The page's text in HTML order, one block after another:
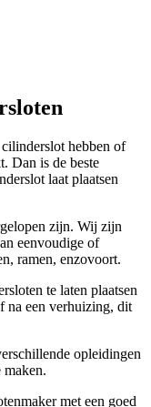
hebben of
Dan is de beste
laat plaatsen
zijn. Wij zijn
eenvoudige of
ramen, enzovoort.
te laten plaatsen
na een verhuizing, dit
opleidingen
maken.
met een goed